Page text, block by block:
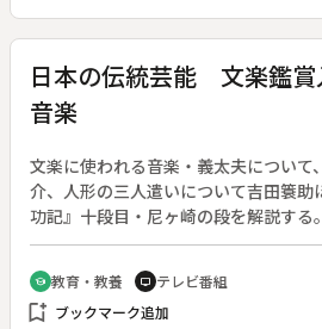
日本の伝統芸能 文楽鑑
音楽
文楽に使われる音楽・義太夫について
介、人形の三人遣いについて吉田簑
功記』十段目・尼ヶ崎の段を解説する
（テンポの遅い情緒的な部分）。光秀
８年といわれるほど難しい）。心を表
先がポイントになる人形の三人遣いな
太功記」十段目尼ヶ崎の段太夫竹本織
school 教育・教養 tv テレビ番組
bookmark_add ブックマーク追加